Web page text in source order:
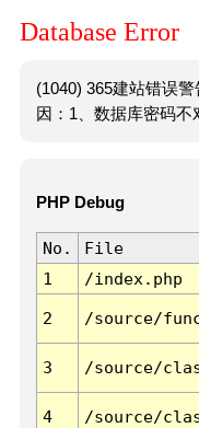
Database Error
(1040) 365建站错误
因：1、数据库密码不
PHP Debug
No. File
1
/index.php
2 /source/
3 /source/
4 /source/